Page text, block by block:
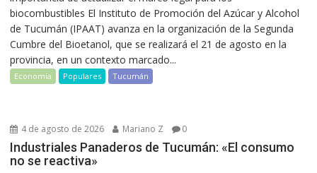
biocombustibles El Instituto de Promoción del Azúcar y Alcohol
de Tucumán (IPAAT) avanza en la organización de la Segunda
Cumbre del Bioetanol, que se realizará el 21 de agosto en la
provincia, en un contexto marcado...
Economía Populares Tucumán
4 de agosto de 2026 Mariano Z 0
Industriales Panaderos de Tucumán: «El consumo
no se reactiva»